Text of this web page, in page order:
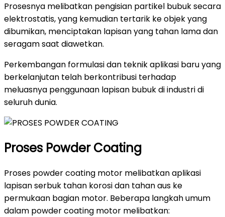
Prosesnya melibatkan pengisian partikel bubuk secara
elektrostatis, yang kemudian tertarik ke objek yang
dibumikan, menciptakan lapisan yang tahan lama dan
seragam saat diawetkan.
Perkembangan formulasi dan teknik aplikasi baru yang
berkelanjutan telah berkontribusi terhadap
meluasnya penggunaan lapisan bubuk di industri di
seluruh dunia.
Proses Powder Coating
Proses powder coating motor melibatkan aplikasi
lapisan serbuk tahan korosi dan tahan aus ke
permukaan bagian motor. Beberapa langkah umum
dalam powder coating motor melibatkan: